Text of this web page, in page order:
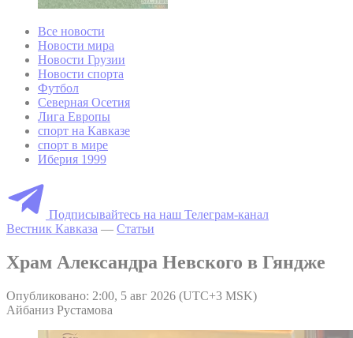
Все новости
Новости мира
Новости Грузии
Новости спорта
Футбол
Северная Осетия
Лига Европы
спорт на Кавказе
спорт в мире
Иберия 1999
Подписывайтесь на наш Телеграм-канал
Вестник Кавказа — Статьи
Храм Александра Невского в Гяндже
Опубликовано: 2:00, 5 авг 2026 (UTC+3 MSK)
Айбаниз Рустамова